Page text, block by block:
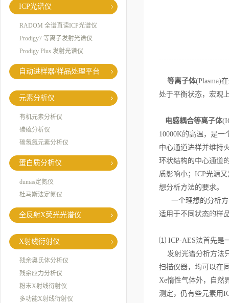
ICP光谱仪
RADOM 全谱直读ICP光谱仪
Prodigy7 等离子发射光谱仪
Prodigy Plus 发射光谱仪
自动进样器/样品处理平台
元素分析仪
有机元素分析仪
碳硫分析仪
碳氢氮元素分析仪
蛋白质分析仪
dumas定氮仪
杜马斯法定氮仪
全反射X荧光光谱仪
X射线衍射仪
残余奥氏体分析仪
残余应力分析仪
粉末X射线衍射仪
多功能X射线衍射仪
等离子体(Plasma)
处于平衡状态，宏观
电感耦合等离子体
10000K的高温，是
中心通道进样并维持
环状结构的中心通道
质影响小；ICP光源
想分析方法的要
一个理想的分析方
适用于不同状态的样
⑴ ICP-AES法首先
发射光谱分析方法
扫描仪器，均可以在
Xe惰性气体外，自然
测定，仍有些元素用